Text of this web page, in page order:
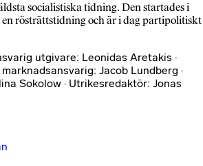
socialistiska tidning. Den startades i
rösträttstidning och är i dag partipolitiskt
utgivare: Leonidas Aretakis ·
Jacob Lundberg ·
Sokolow · Utrikesredaktör: Jonas